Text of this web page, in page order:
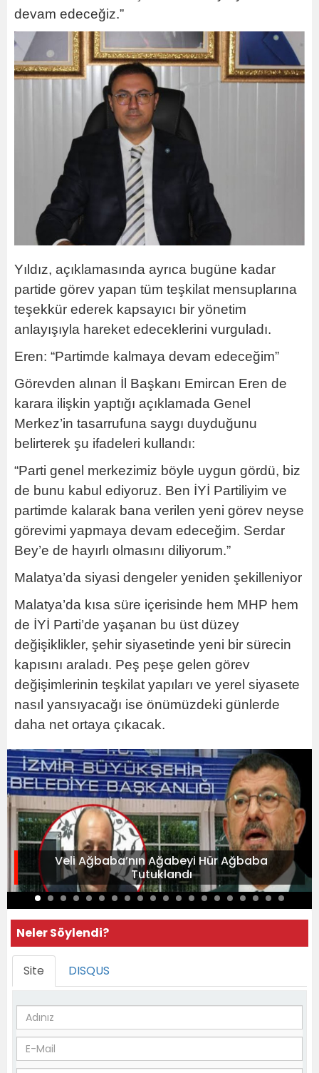
devam edeceğiz.”
Yıldız, açıklamasında ayrıca bugüne kadar
partide görev yapan tüm teşkilat mensuplarına
teşekkür ederek kapsayıcı bir yönetim
anlayışıyla hareket edeceklerini vurguladı.
Eren: “Partimde kalmaya devam edeceğim”
Görevden alınan İl Başkanı Emircan Eren de
karara ilişkin yaptığı açıklamada Genel
Merkez’in tasarrufuna saygı duyduğunu
belirterek şu ifadeleri kullandı:
“Parti genel merkezimiz böyle uygun gördü, biz
de bunu kabul ediyoruz. Ben İYİ Partiliyim ve
partimde kalarak bana verilen yeni görev neyse
görevimi yapmaya devam edeceğim. Serdar
Bey’e de hayırlı olmasını diliyorum.”
Malatya’da siyasi dengeler yeniden şekilleniyor
Malatya’da kısa süre içerisinde hem MHP hem
de İYİ Parti’de yaşanan bu üst düzey
değişiklikler, şehir siyasetinde yeni bir sürecin
kapısını araladı. Peş peşe gelen görev
değişimlerinin teşkilat yapıları ve yerel siyasete
nasıl yansıyacağı ise önümüzdeki günlerde
daha net ortaya çıkacak.
Veli Ağbaba’nın Ağabeyi Hür Ağbaba
Tutuklandı
Neler Söylendi?
Site DISQUS